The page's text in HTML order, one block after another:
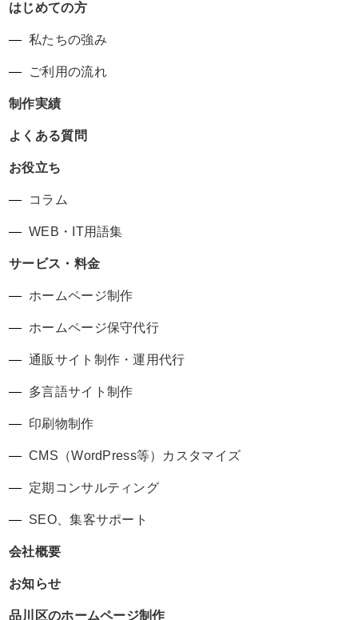
はじめての方
私たちの強み
ご利用の流れ
制作実績
よくある質問
お役立ち
コラム
WEB・IT用語集
サービス・料金
ホームページ制作
ホームページ保守代行
通販サイト制作・運用代行
多言語サイト制作
印刷物制作
CMS（WordPress等）カスタマイズ
定期コンサルティング
SEO、集客サポート
会社概要
お知らせ
品川区のホームページ制作